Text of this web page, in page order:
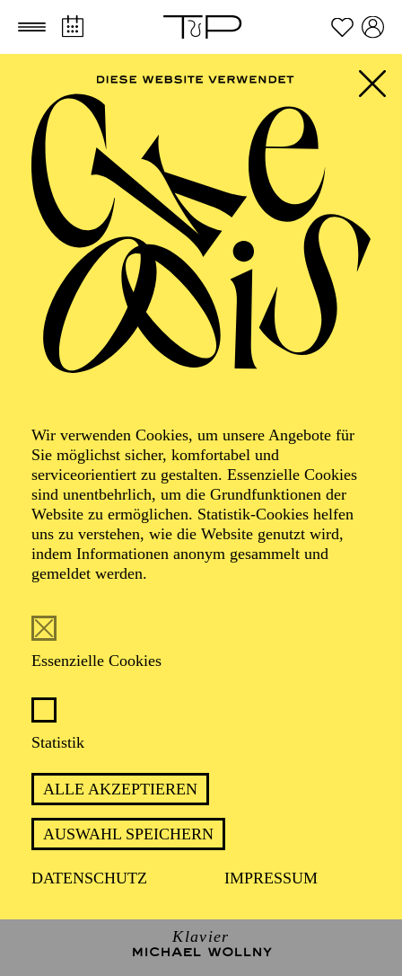
Zum Hauptinhalt springen Zum Footer springen
Wir verwenden Cookies, um unsere Angebote für
Sie möglichst sicher, komfortabel und
serviceorientiert zu gestalten. Essenzielle Cookies
sind unentbehrlich, um die Grundfunktionen der
Website zu ermöglichen. Statistik-Cookies helfen
uns zu verstehen, wie die Website genutzt wird,
indem Informationen anonym gesammelt und
gemeldet werden.
Essenzielle Cookies
Statistik
ALLE AKZEPTIEREN
AUSWAHL SPEICHERN
DATENSCHUTZ IMPRESSUM
PHILHARMONIE
4 Wheel Drive
Wollny Landgren Danielsson Haffner
TICKETS
1 Stunde 30 Minuten, keine Pause
4 WHEEL DRIVE
Posaune, Gesang
Klavier
MICHAEL WOLLNY